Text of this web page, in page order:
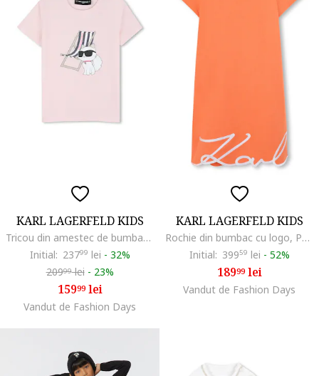
KARL LAGERFELD KIDS
Tricou din amestec de bumbac cu decolteu la baza gatului si imprimeu logo, Roz pastel/Negru stins/Alb optic
Initial: 23799 lei - 32%
20999lei - 23%
15999lei
Vandut de Fashion Days
KARL LAGERFELD KIDS
Rochie din bumbac cu logo, Portocaliu stins
Initial: 39959 lei - 52%
18999lei
Vandut de Fashion Days